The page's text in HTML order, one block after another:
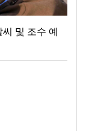
및 조수 예